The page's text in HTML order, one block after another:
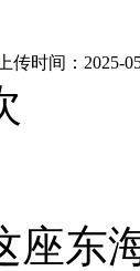
上传时间：2025-
座东